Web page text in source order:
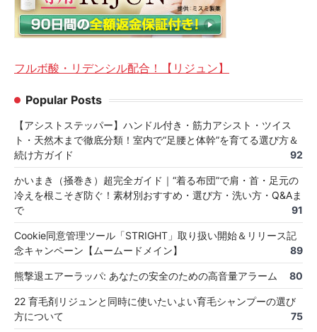
フルボ酸・リデンシル配合！【リジュン】
Popular Posts
【アシストステッパー】ハンドル付き・筋力アシスト・ツイス
ト・天然木まで徹底分類！室内で“足腰と体幹”を育てる選び方＆
続け方ガイド
92
かいまき（掻巻き）超完全ガイド｜“着る布団”で肩・首・足元の
冷えを根こそぎ防ぐ！素材別おすすめ・選び方・洗い方・Q&Aま
で
91
Cookie同意管理ツール「STRIGHT」取り扱い開始＆リリース記
念キャンペーン【ムームードメイン】
89
熊撃退エアーラッパ: あなたの安全のための高音量アラーム 80
22 育毛剤リジュンと同時に使いたいよい育毛シャンプーの選び
方について
75